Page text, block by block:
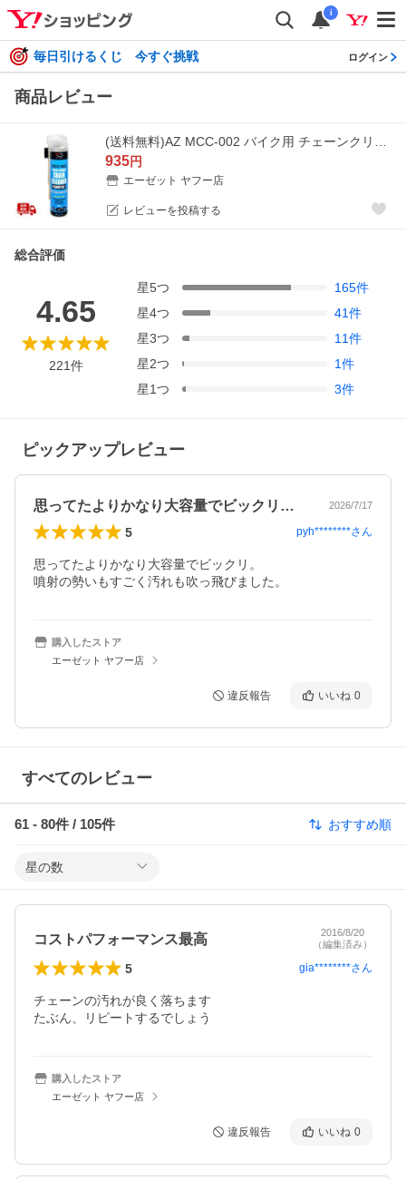
i
毎日引けるくじ 今すぐ挑戦 ログイン
商品レビュー
935円
エーゼット ヤフー店
レビューを投稿する
総合評価
4.65
221件
星5つ 165件
星4つ 41件
星3つ 11件
星2つ 1件
星1つ 3件
ピックアップレビュー
思ってたよりかなり大容量でビックリ。噴… 2026/7/17
5 pyh********さん
思ってたよりかなり大容量でビックリ。
噴射の勢いもすごく汚れも吹っ飛びました。
購入したストア
エーゼット ヤフー店
違反報告 いいね 0
すべてのレビュー
61 - 80件 / 105件 おすすめ順
星の数
コストパフォーマンス最高
2016/8/20
（編集済み）
5 gia********さん
チェーンの汚れが良く落ちます
たぶん、リピートするでしょう
購入したストア
エーゼット ヤフー店
違反報告 いいね 0